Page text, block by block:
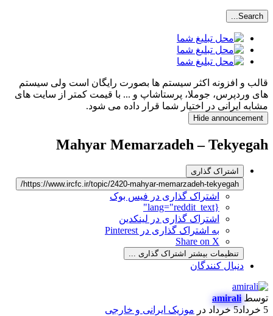
Search...
قالب و افزونه اکثر سیستم ها بصورت رایگان است ولی سیستم
های وردپرس، جوملا، پرستاشاپ و ... با قیمت کمتر از سایت های
مشابه ایرانی در اختیار شما قرار داده می شود.
Hide announcement
Mahyar Memarzadeh – Tekyegah
اشتراک گذاری
https://www.ircfc.ir/topic/2420-mahyar-memarzadeh-tekyegah/
اشتراک گذاری در فیس بوک
{lang="reddit_text"
اشتراک گذاری در لینکدین
به اشتراک گذاری در Pinterest
Share on X
تنظیمات بیشتر اشتراک گذاری ...
دنبال کنندگان
توسطamirali
5 خرداد
5 خرداد در موزیک ایرانی و خارجی